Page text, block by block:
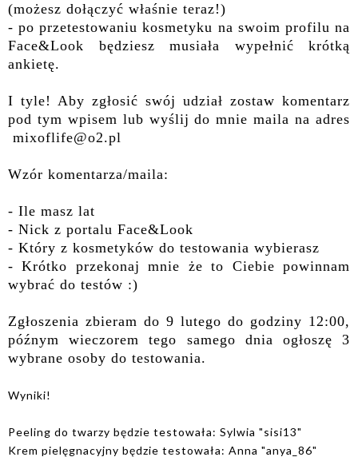
(możesz dołączyć właśnie teraz!)
- po przetestowaniu kosmetyku na swoim profilu na
Face&Look będziesz musiała wypełnić krótką
ankietę.
I tyle! Aby zgłosić swój udział zostaw komentarz
pod tym wpisem lub wyślij do mnie maila na adres
mixoflife@o2.pl
Wzór komentarza/maila:
- Ile masz lat
- Nick z portalu Face&Look
- Który z kosmetyków do testowania wybierasz
- Krótko przekonaj mnie że to Ciebie powinnam
wybrać do testów :)
Zgłoszenia zbieram do 9 lutego do godziny 12:00,
późnym wieczorem tego samego dnia ogłoszę 3
wybrane osoby do testowania.
Wyniki!
Peeling do twarzy będzie testowała: Sylwia "sisi13"
Krem pielęgnacyjny będzie testowała: Anna "anya_86"